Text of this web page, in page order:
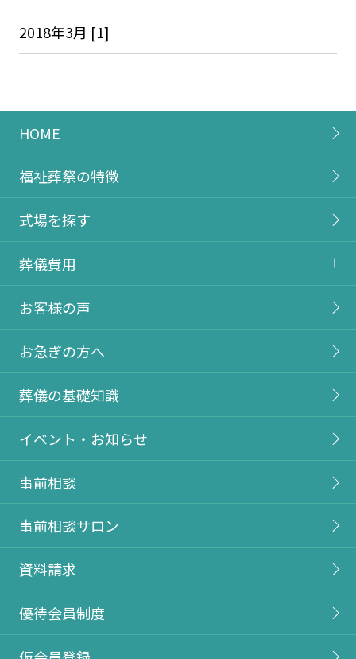
2018年3月 [1]
HOME
福祉葬祭の特徴
式場を探す
葬儀費用
お客様の声
お急ぎの方へ
葬儀の基礎知識
イベント・お知らせ
事前相談
事前相談サロン
資料請求
優待会員制度